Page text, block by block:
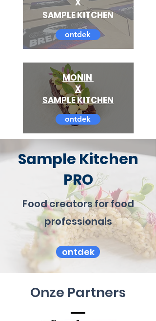
X
SAMPLE KITCHEN
ontdek
MONIN
X
SAMPLE KITCHEN
ontdek
Sample Kitchen
PRO
Food creators for food
professionals
ontdek
Onze Partners